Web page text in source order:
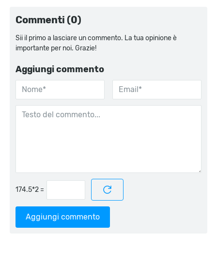
Commenti (0)
Sii il primo a lasciare un commento. La tua opinione è
importante per noi. Grazie!
Aggiungi commento
=
Aggiungi commento